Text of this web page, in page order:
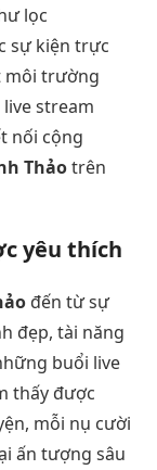
lọc
sự kiện trực
môi trường
stream
nối cộng
Thảotrên
yêu thích
đến từ sự
đẹp, tài năng
buổi live
thấy được
mỗi nụ cười
ấn tượng sâu